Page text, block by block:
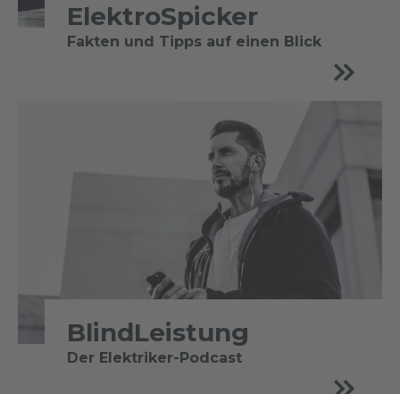
ElektroSpicker
Fakten und Tipps auf einen Blick
BlindLeistung
Der Elektriker-Podcast